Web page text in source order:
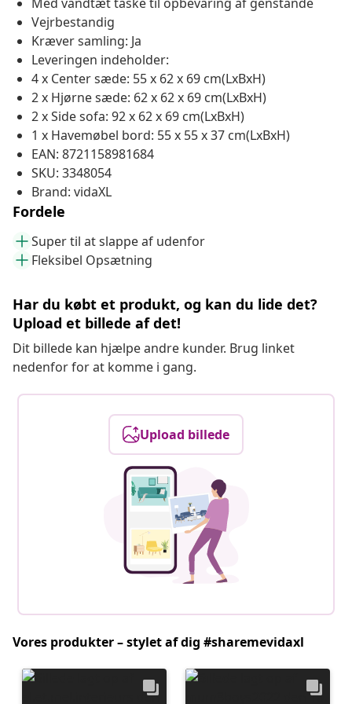
Vejrbestandig
Kræver samling: Ja
Leveringen indeholder:
4 x Center sæde: 55 x 62 x 69 cm(LxBxH)
2 x Hjørne sæde: 62 x 62 x 69 cm(LxBxH)
2 x Side sofa: 92 x 62 x 69 cm(LxBxH)
1 x Havemøbel bord: 55 x 55 x 37 cm(LxBxH)
EAN: 8721158981684
SKU: 3348054
Brand: vidaXL
Fordele
Super til at slappe af udenfor
Fleksibel Opsætning
Har du købt et produkt, og kan du lide det?
Upload et billede af det!
Dit billede kan hjælpe andre kunder. Brug linket
nedenfor for at komme i gang.
Upload billede
Vores produkter – stylet af dig #sharemevidaxl